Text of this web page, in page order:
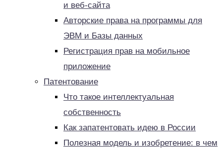
и веб-сайта
Авторские права на программы для
ЭВМ и Базы данных
Регистрация прав на мобильное
приложение
Патентование
Что такое интеллектуальная
собственность
Как запатентовать идею в России
Полезная модель и изобретение: в чем